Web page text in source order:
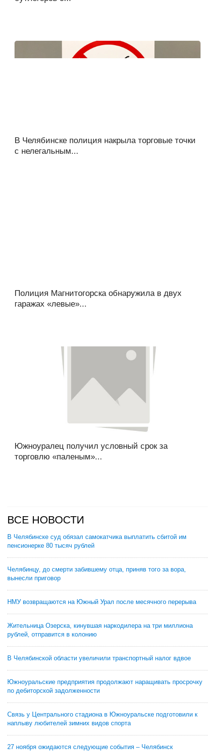
В Челябинске полиция накрыла торговые точки
с нелегальным...
Полиция Магнитогорска обнаружила в двух
гаражах «левые»...
Южноуралец получил условный срок за
торговлю «паленым»...
ВСЕ НОВОСТИ
В Челябинске суд обязал самокатчика выплатить сбитой им
пенсионерке 80 тысяч рублей
Челябинцу, до смерти забившему отца, приняв того за вора,
вынесли приговор
НМУ возвращаются на Южный Урал после месячного перерыва
Жительница Озерска, кинувшая наркодилера на три миллиона
рублей, отправится в колонию
В Челябинской области увеличили транспортный налог вдвое
Южноуральские предприятия продолжают наращивать просрочку
по дебиторской задолженности
Связь у Центрального стадиона в Южноуральске подготовили к
наплыву любителей зимних видов спорта
27 ноября ожидаются следующие события – Челябинск